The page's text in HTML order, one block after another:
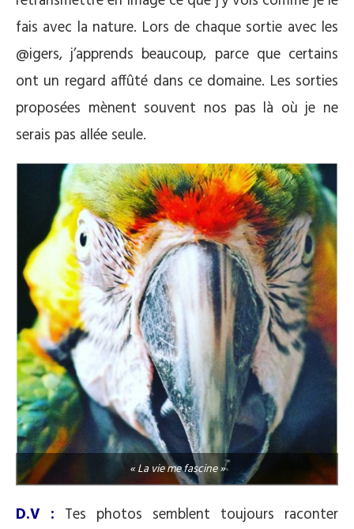
fais avec la nature. Lors de chaque sortie avec les
@igers, j’apprends beaucoup, parce que certains
ont un regard affûté dans ce domaine. Les sorties
proposées mènent souvent nos pas là où je ne
serais pas allée seule.
« La vie me fascine »
D.V : Tes photos semblent toujours raconter